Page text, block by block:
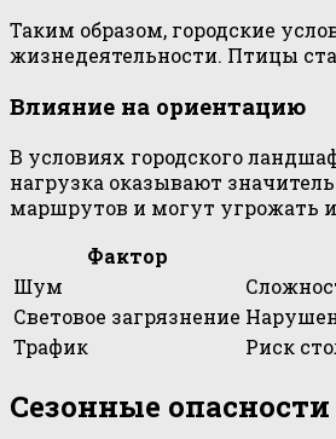
Таким образом, городские
жизнедеятельности. Птицы
Влияние на ориентацию
В условиях городского
нагрузка оказывают
маршрутов и могут угрожать
Фактор
Шум
Световое загрязнение
Трафик
Риск
Сезонные опасности